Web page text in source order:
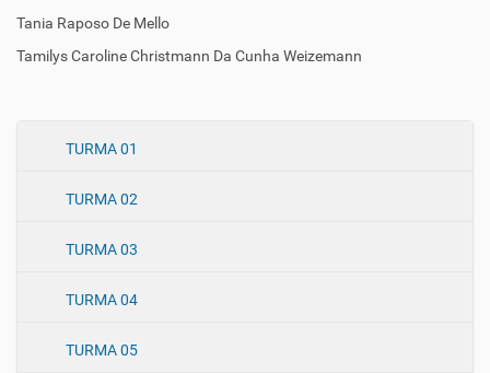
TURMA 01
TURMA 02
TURMA 03
TURMA 04
TURMA 05
Tania Raposo De Mello
Tamilys Caroline Christmann Da Cunha Weizemann